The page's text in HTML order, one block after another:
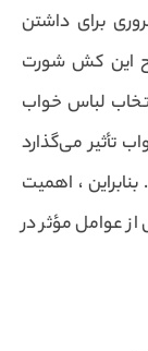
برای داشتن
این کش شورت
لباس خواب
تأثیر می‌گذارد
، اهمیت
عوامل مؤثر در